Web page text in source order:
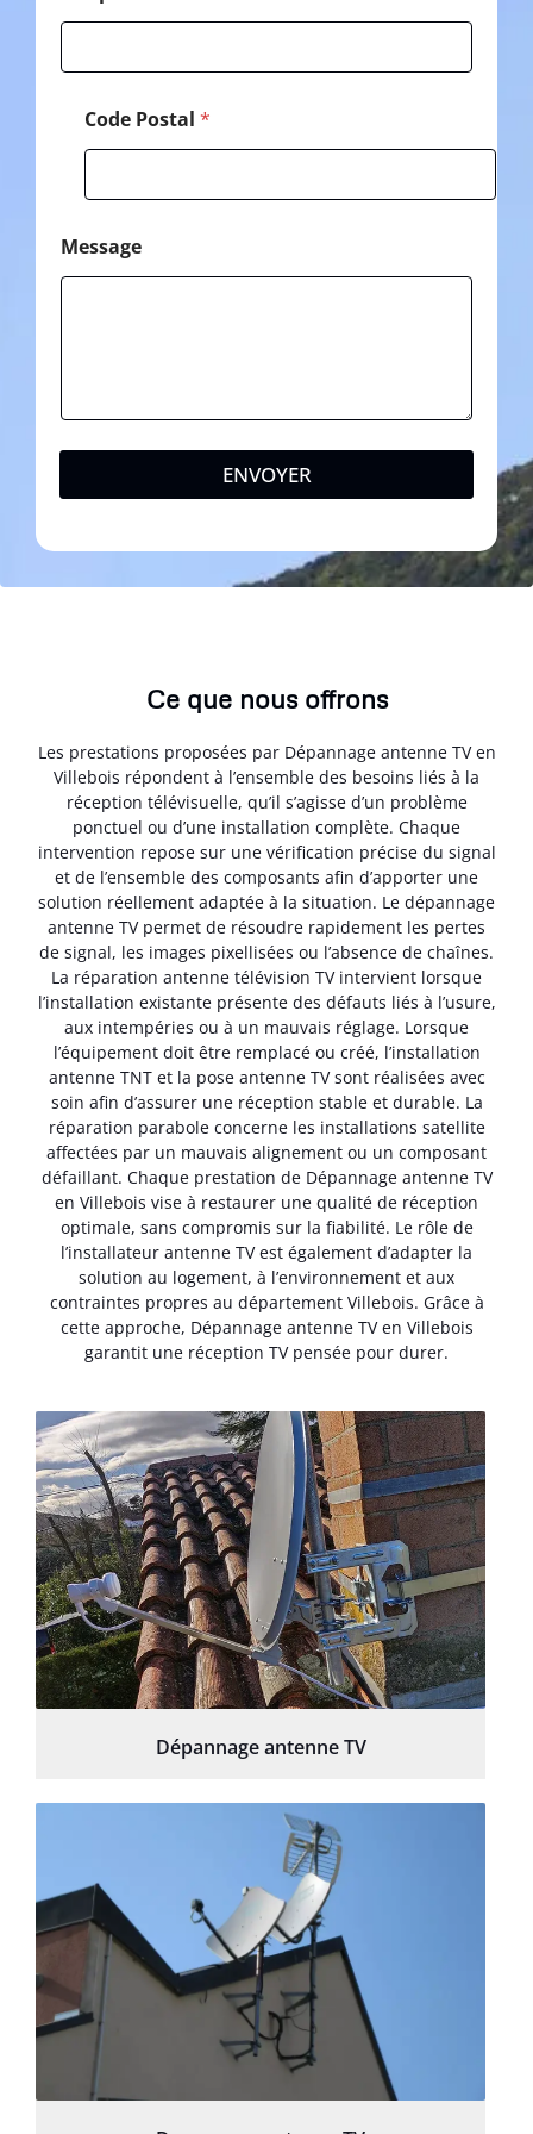
Code Postal *
Message
ENVOYER
Ce que nous offrons
Les prestations proposées par Dépannage antenne TV en
Villebois répondent à l’ensemble des besoins liés à la
réception télévisuelle, qu’il s’agisse d’un problème
ponctuel ou d’une installation complète. Chaque
intervention repose sur une vérification précise du signal
et de l’ensemble des composants afin d’apporter une
solution réellement adaptée à la situation. Le dépannage
antenne TV permet de résoudre rapidement les pertes
de signal, les images pixellisées ou l’absence de chaînes.
La réparation antenne télévision TV intervient lorsque
l’installation existante présente des défauts liés à l’usure,
aux intempéries ou à un mauvais réglage. Lorsque
l’équipement doit être remplacé ou créé, l’installation
antenne TNT et la pose antenne TV sont réalisées avec
soin afin d’assurer une réception stable et durable. La
réparation parabole concerne les installations satellite
affectées par un mauvais alignement ou un composant
défaillant. Chaque prestation de Dépannage antenne TV
en Villebois vise à restaurer une qualité de réception
optimale, sans compromis sur la fiabilité. Le rôle de
l’installateur antenne TV est également d’adapter la
solution au logement, à l’environnement et aux
contraintes propres au département Villebois. Grâce à
cette approche, Dépannage antenne TV en Villebois
garantit une réception TV pensée pour durer.
Dépannage antenne TV